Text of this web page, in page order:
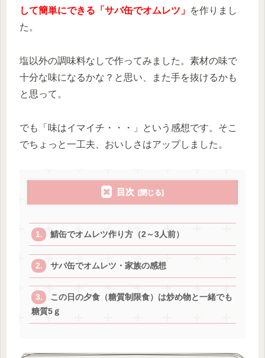
して簡単にできる「サバ缶でオムレツ」 を作りまし
た。
塩以外の調味料なしで作ってみました。素材の味で
十分な味になるかな？と思い、また手を抜けるかも
と思って。
でも「味はイマイチ・・・」という感想です。そこ
でちょっと一工夫、おいしさはアップしました。
目次
鯖缶でオムレツ作り方（2～3人前）
サバ缶でオムレツ・家族の感想
この日の夕食（糖質制限食）は炒め物と一緒でも
糖質5ｇ